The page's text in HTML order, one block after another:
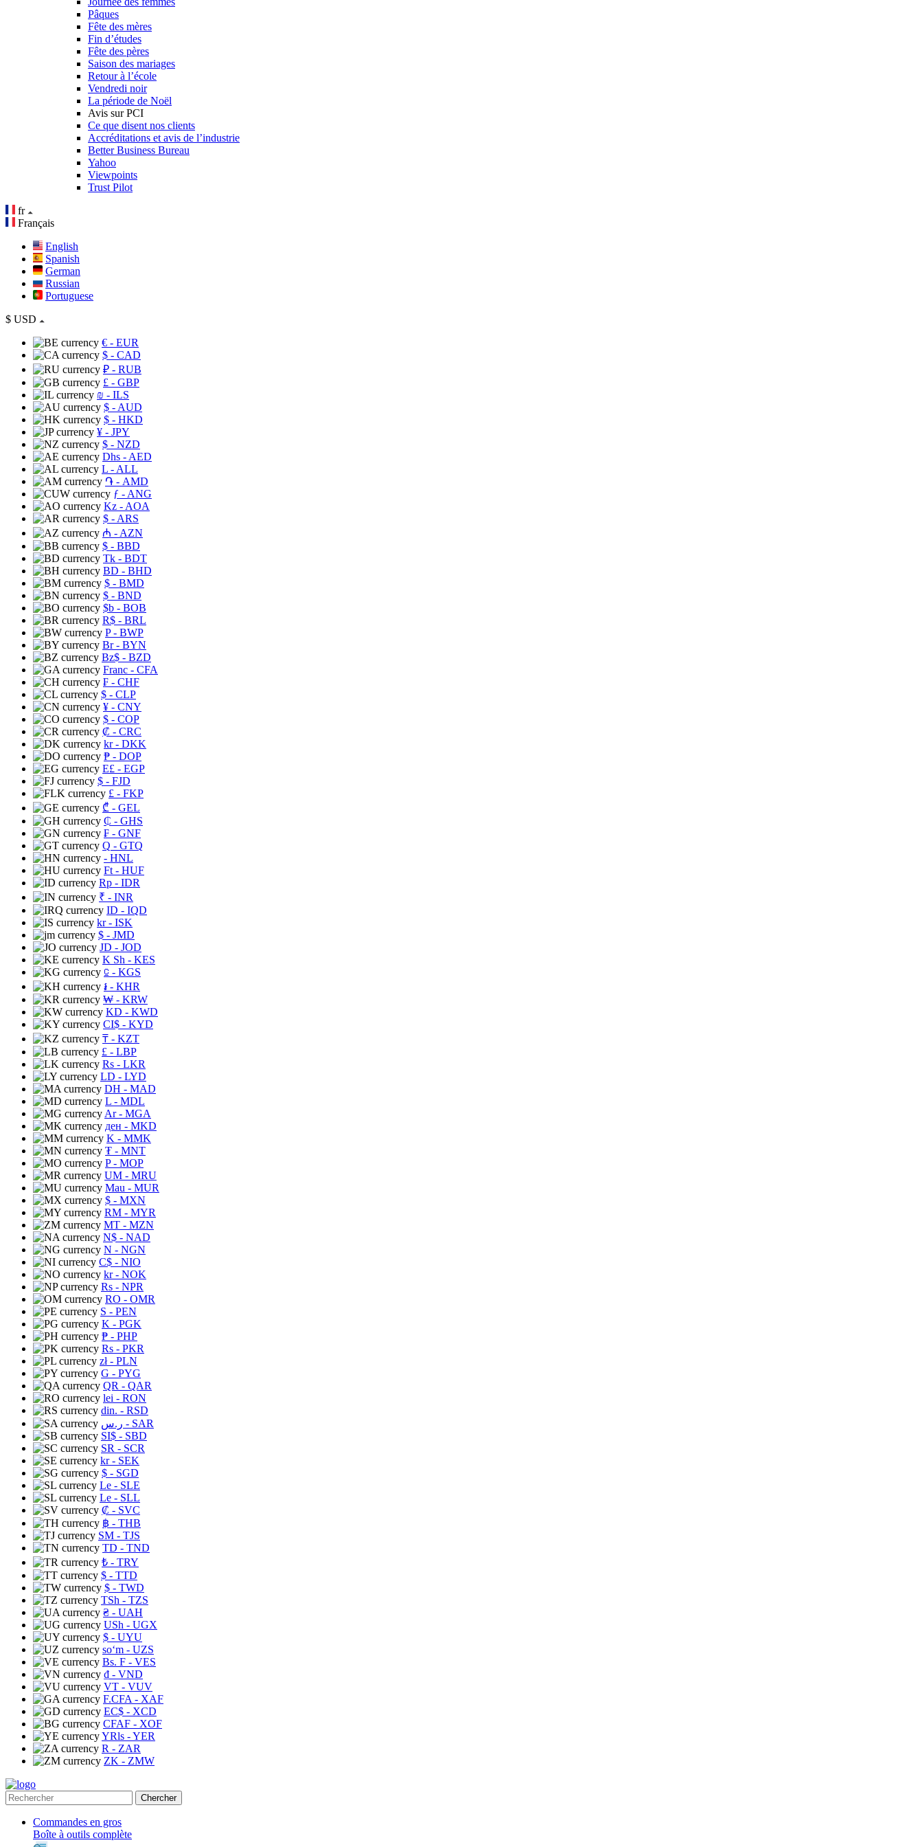
Pâques
Fête des mères
Fin d’études
Fête des pères
Saison des mariages
Retour à l’école
Vendredi noir
La période de Noël
Avis sur PCI
Ce que disent nos clients
Accréditations et avis de l’industrie
Better Business Bureau
Yahoo
Viewpoints
Trust Pilot
fr
Français
English
Spanish
German
Russian
Portuguese
$ USD
€ - EUR
$ - CAD
₽ - RUB
£ - GBP
₪ - ILS
$ - AUD
$ - HKD
¥ - JPY
$ - NZD
Dhs - AED
L - ALL
֏ - AMD
ƒ - ANG
Kz - AOA
$ - ARS
₼ - AZN
$ - BBD
Tk - BDT
BD - BHD
$ - BMD
$ - BND
$b - BOB
R$ - BRL
P- BWP
Br- BYN
Bz$ - BZD
Franc - CFA
₣ - CHF
$ - CLP
¥ - CNY
$ - COP
₡ - CRC
kr- DKK
₱ - DOP
E£ - EGP
$ - FJD
£ - FKP
₾ - GEL
₵ - GHS
₣ - GNF
Q - GTQ
- HNL
Ft - HUF
Rp - IDR
₹ - INR
ID - IQD
kr- ISK
$ - JMD
JD - JOD
K Sh - KES
⃀ - KGS
៛ - KHR
₩ - KRW
KD - KWD
CI$ - KYD
₸ - KZT
£ - LBP
Rs - LKR
LD - LYD
DH - MAD
L - MDL
Ar- MGA
ден - MKD
K - MMK
₮ - MNT
P- MOP
UM - MRU
Mau - MUR
$ - MXN
RM - MYR
MT - MZN
N$ - NAD
N - NGN
C$ - NIO
kr- NOK
Rs - NPR
RO - OMR
S - PEN
K - PGK
₱ - PHP
Rs - PKR
zł- PLN
G - PYG
QR - QAR
lei - RON
din. - RSD
ر.س - SAR
SI$ - SBD
SR - SCR
kr- SEK
$ - SGD
Le - SLE
Le - SLL
₡ - SVC
฿ - THB
ЅМ - TJS
TD - TND
₺ - TRY
$ - TTD
$ - TWD
TSh - TZS
₴ - UAH
USh - UGX
$ - UYU
soʻm - UZS
Bs. F - VES
₫ - VND
VT - VUV
F.CFA - XAF
EC$ - XCD
CFAF - XOF
YRls - YER
R - ZAR
ZK - ZMW
Chercher
Commandes en gros
Boîte à outils complète